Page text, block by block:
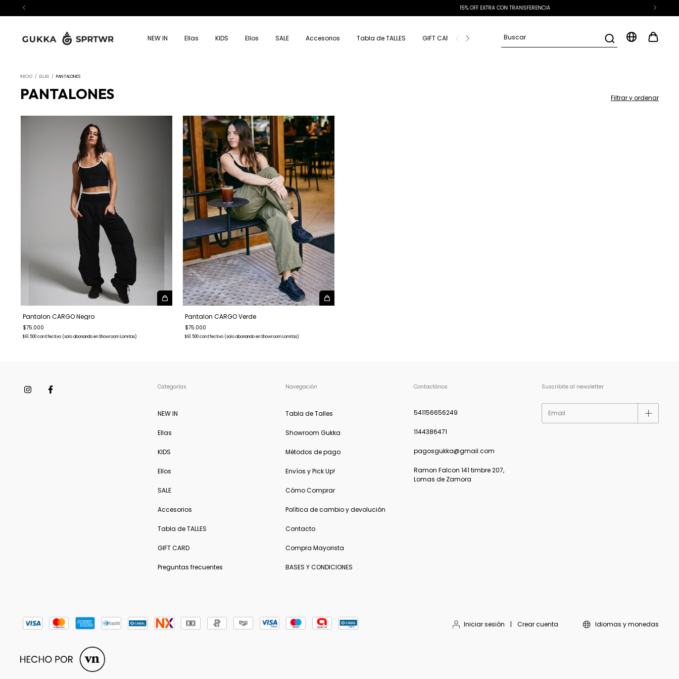
NEW IN Ellas KIDS Ellos SALE Accesorios Tabla de TALLES GIFT CARD Preguntas frecuentes
INICIO / ELLAS / PANTALONES
PANTALONES Filtrar y ordenar
Pantalon CARGO Negro
$75.000
$61.500conEfectivo (solo abonando en Showroom Lomitas)
Pantalon CARGO Verde
$75.000
$61.500conEfectivo (solo abonando en Showroom Lomitas)
Categorías
NEW IN
Ellas
KIDS
Ellos
SALE
Accesorios
Tabla de TALLES
GIFT CARD
Preguntas frecuentes
Navegación
Tabla de Talles
Showroom Gukka
Métodos de pago
Envíos y Pick Up!
Cómo Comprar
Política de cambio y devolución
Contacto
Compra Mayorista
BASES Y CONDICIONES
Contactános
541156656249
1144386471
pagosgukka@gmail.com
Ramon Falcon 141 timbre 207,
Lomas de Zamora
Suscribite al newsletter
Iniciar sesión | Crear cuenta Idiomas y monedas